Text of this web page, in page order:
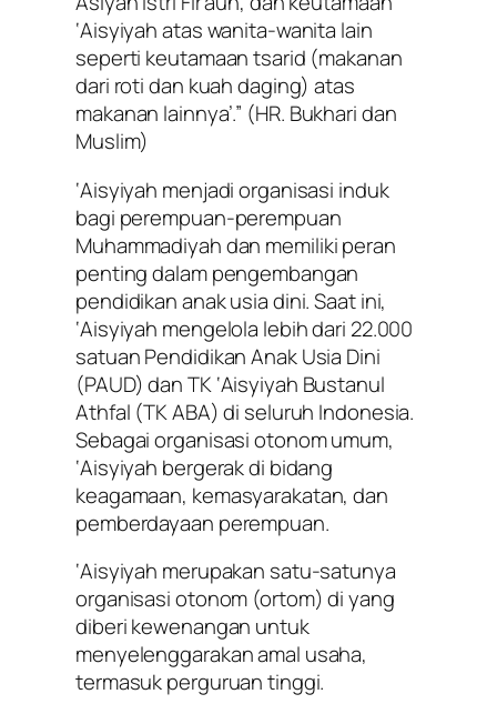
‘Aisyiyah atas wanita-wanita lain
seperti keutamaan tsarid (makanan
dari roti dan kuah daging) atas
makanan lainnya’.” (HR. Bukhari dan
Muslim)
‘Aisyiyah menjadi organisasi induk
bagi perempuan-perempuan
Muhammadiyah dan memiliki peran
penting dalam pengembangan
pendidikan anak usia dini. Saat ini,
‘Aisyiyah mengelola lebih dari 22.000
satuan Pendidikan Anak Usia Dini
(PAUD) dan TK ‘Aisyiyah Bustanul
Athfal (TK ABA) di seluruh Indonesia.
Sebagai organisasi otonom umum,
‘Aisyiyah bergerak di bidang
keagamaan, kemasyarakatan, dan
pemberdayaan perempuan.
‘Aisyiyah merupakan satu-satunya
organisasi otonom (ortom) di yang
diberi kewenangan untuk
menyelenggarakan amal usaha,
termasuk perguruan tinggi.